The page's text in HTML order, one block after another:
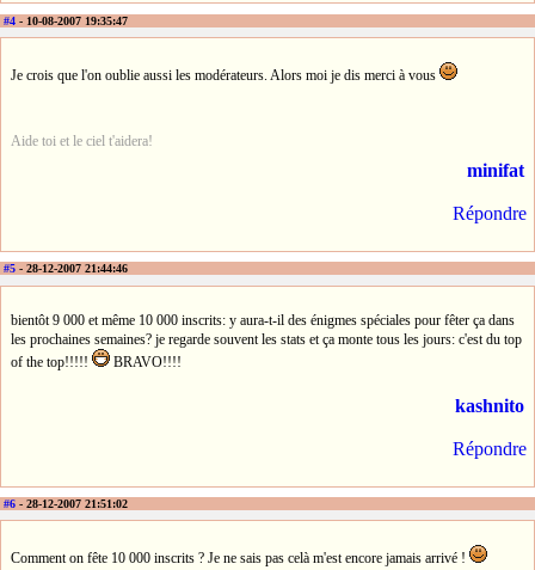
#4 - 10-08-2007 19:35:47
Je crois que l'on oublie aussi les modérateurs. Alors moi je dis merci à vous
Aide toi et le ciel t'aidera!
minifat
Répondre
#5 - 28-12-2007 21:44:46
bientôt 9 000 et même 10 000 inscrits: y aura-t-il des énigmes spéciales pour fêter ça dans
les prochaines semaines? je regarde souvent les stats et ça monte tous les jours: c'est du top
of the top!!!!!
BRAVO!!!!
kashnito
Répondre
#6 - 28-12-2007 21:51:02
Comment on fête 10 000 inscrits ? Je ne sais pas celà m'est encore jamais arrivé !